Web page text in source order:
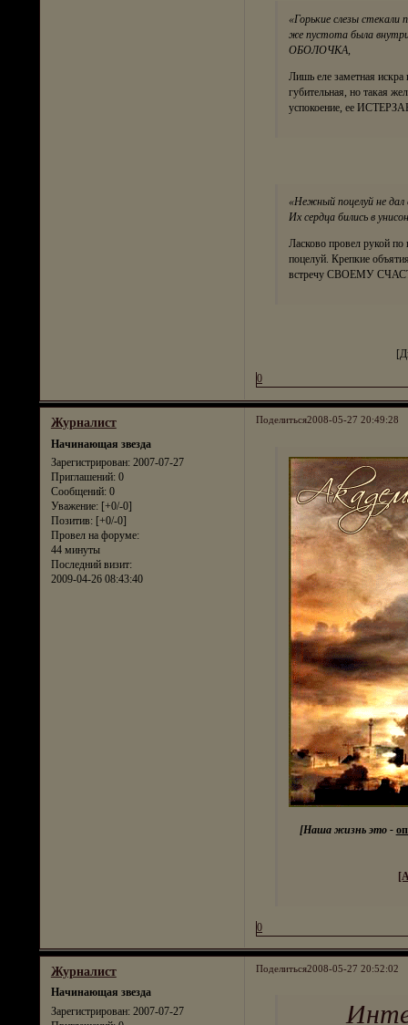
«Горькие слезы
же пустота была
ОБОЛОЧКА,
Лишь еле заметная искра
губительная, но такая
успокоение, ее
«Нежный поцелуй не дал
Их сердца бились в
Ласково провел рукой
поцелуй. Крепкие
встречу СВОЕМУ
0
Поделиться2008-05-27 20:49:28
Журналист
Начинающая звезда
Зарегистрирован: 2007-07-27
Приглашений:0
Сообщений:0
Уважение: [+0/-0]
Позитив: [+0/-0]
Провел на форуме:
44 минуты
Последний визит:
2009-04-26 08:43:40
[Наша жизнь это -
0
Поделиться2008-05-27 20:52:02
Журналист
Начинающая звезда
Зарегистрирован: 2007-07-27